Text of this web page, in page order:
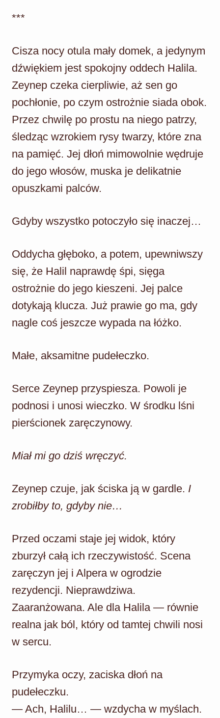
***
Cisza nocy otula mały domek, a jedynym
dźwiękiem jest spokojny oddech Halila.
Zeynep czeka cierpliwie, aż sen go
pochłonie, po czym ostrożnie siada obok.
Przez chwilę po prostu na niego patrzy,
śledząc wzrokiem rysy twarzy, które zna
na pamięć. Jej dłoń mimowolnie wędruje
do jego włosów, muska je delikatnie
opuszkami palców.
Gdyby wszystko potoczyło się inaczej…
Oddycha głęboko, a potem, upewniwszy
się, że Halil naprawdę śpi, sięga
ostrożnie do jego kieszeni. Jej palce
dotykają klucza. Już prawie go ma, gdy
nagle coś jeszcze wypada na łóżko.
Małe, aksamitne pudełeczko.
Serce Zeynep przyspiesza. Powoli je
podnosi i unosi wieczko. W środku lśni
pierścionek zaręczynowy.
Miał mi go dziś wręczyć.
Zeynep czuje, jak ściska ją w gardle. I
zrobiłby to, gdyby nie…
Przed oczami staje jej widok, który
zburzył całą ich rzeczywistość. Scena
zaręczyn jej i Alpera w ogrodzie
rezydencji. Nieprawdziwa.
Zaaranżowana. Ale dla Halila — równie
realna jak ból, który od tamtej chwili nosi
w sercu.
Przymyka oczy, zaciska dłoń na
pudełeczku.
— Ach, Halilu… — wzdycha w myślach.